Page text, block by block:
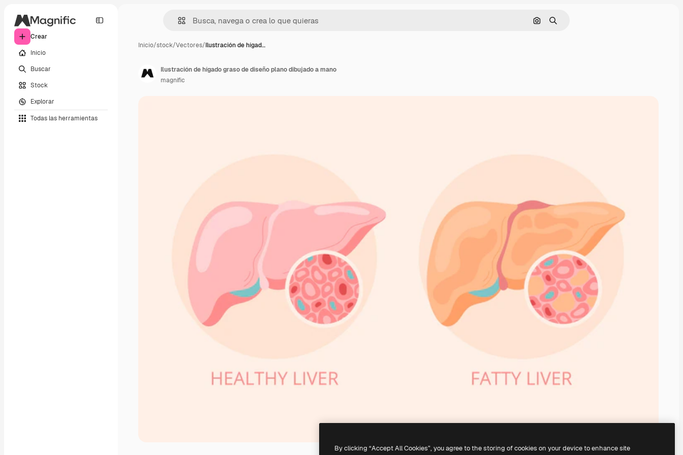
Crear
Inicio
Buscar
Stock
Explorar
Todas las herramientas
Buscar por imagen
Buscar
Inicio/stock/Vectores/Ilustración de hígad…
Ilustración de hígado graso de diseño plano dibujado a mano
magnific
By clicking “Accept All Cookies”, you agree to the storing of cookies on your device to enhance site